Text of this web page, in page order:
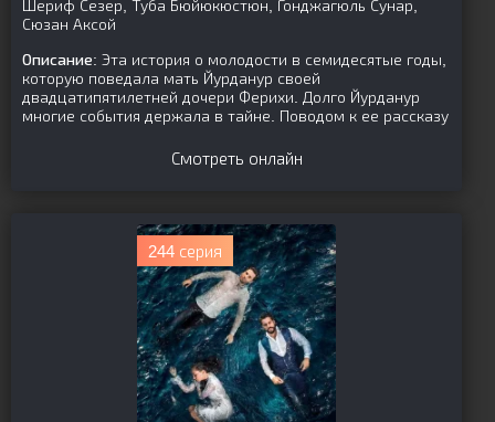
Шериф Сезер, Туба Бюйюкюстюн, Гонджагюль Сунар,
Сюзан Аксой
Описание: Эта история о молодости в семидесятые годы,
которую поведала мать Йурданур своей
двадцатипятилетней дочери Ферихи. Долго Йурданур
многие события держала в тайне. Поводом к ее рассказу
Смотреть онлайн
244 серия